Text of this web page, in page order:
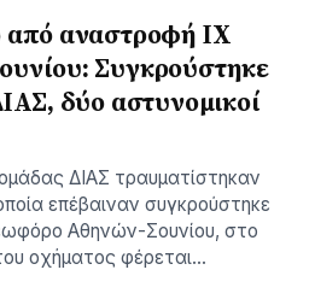
από αναστροφή ΙΧ
Συγκρούστηκε
δύο αστυνομικοί
ΔΙΑΣ τραυματίστηκαν
επέβαιναν συγκρούστηκε
Αθηνών-Σουνίου, στο
οχήματος φέρεται…